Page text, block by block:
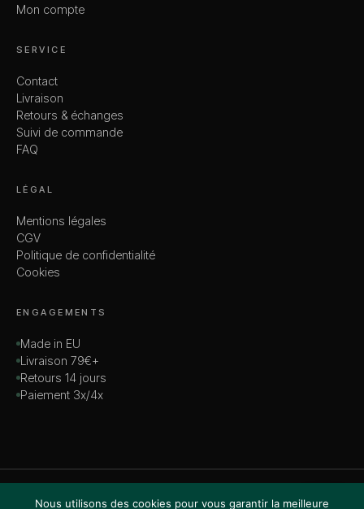
Mon compte
SERVICE
Contact
Livraison
Retours & échanges
Suivi de commande
FAQ
LÉGAL
Mentions légales
CGV
Politique de confidentialité
Cookies
ENGAGEMENTS
Made in EU
Livraison 79€+
Retours 14 jours
Paiement 3x/4x
VISA · MASTERCARD · AMEX · PAYPAL
Nous utilisons des cookies pour vous garantir la meilleure